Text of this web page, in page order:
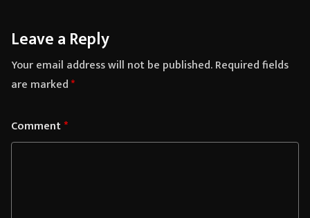
Leave a Reply
Your email address will not be published.Required fields
are marked*
Comment*